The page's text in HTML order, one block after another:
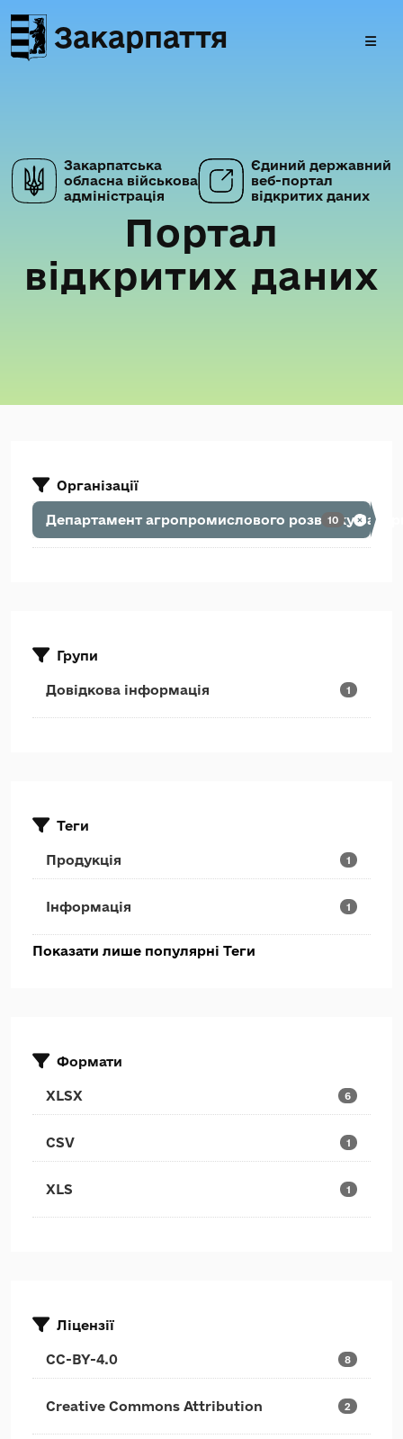
Закарпаття
Закарпатська
обласна військова
адміністрація
Єдиний державний
веб-портал
відкритих даних
Портал
відкритих даних
Організації
Департамент агропромислового розвитку
10
Групи
Довідкова інформація 1
Теги
Продукція 1
Інформація 1
Показати лише популярні Теги
Формати
XLSX 6
CSV 1
XLS 1
Ліцензії
CC-BY-4.0 8
Creative Commons Attribution 2